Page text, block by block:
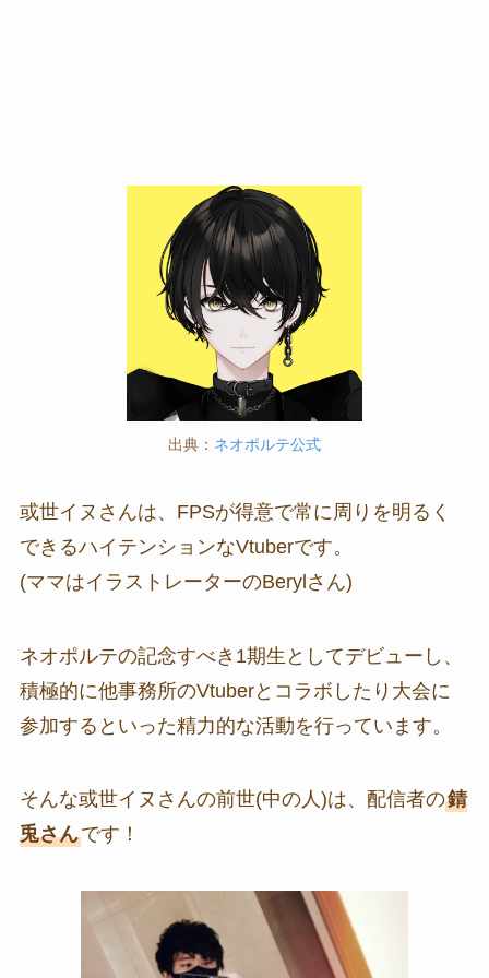
出典： ネオポルテ公式
或世イヌさんは、FPSが得意で常に周りを明るく
できるハイテンションなVtuberです。
(ママはイラストレーターのBerylさん)
ネオポルテの記念すべき1期生としてデビューし、
積極的に他事務所のVtuberとコラボしたり大会に
参加するといった精力的な活動を行っています。
そんな或世イヌさんの前世(中の人)は、配信者の錆
兎さんです！